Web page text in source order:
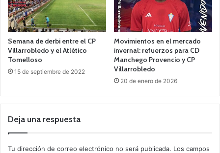
Semana de derbi entre el CP
Villarrobledo y el Atlético
Tomelloso
15 de septiembre de 2022
Movimientos en el mercado
invernal: refuerzos para CD
Manchego Provencio y CP
Villarrobledo
20 de enero de 2026
Deja una respuesta
Tu dirección de correo electrónico no será publicada. Los campos